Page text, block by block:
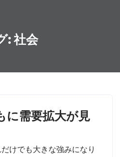
:社会
に需要拡大が見
けでも大きな強みになり